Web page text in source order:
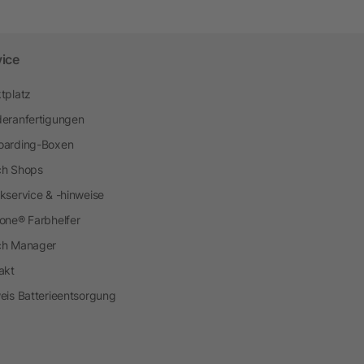
Boxen
Shops
& -hinweise
Farbhelfer
Manager
Batterieentsorgung